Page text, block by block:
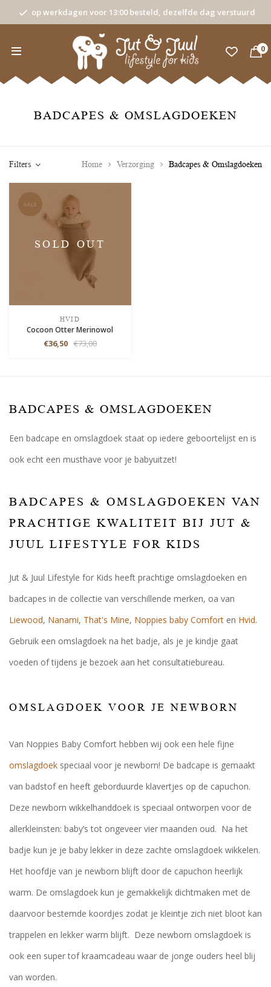
op werkdagen voor 13:00 besteld, dezelfde dag verstuurd
0
BADCAPES & OMSLAGDOEKEN
Filters Home Verzorging Badcapes & Omslagdoeken
SALE
SOLD OUT
HVID
Cocoon Otter Merinowol
€36,50 €73,00
BADCAPES & OMSLAGDOEKEN
Een badcape en omslagdoek staat op iedere geboortelijst en is
ook echt een musthave voor je babyuitzet!
BADCAPES & OMSLAGDOEKEN VAN
PRACHTIGE KWALITEIT BIJ JUT &
JUUL LIFESTYLE FOR KIDS
Jut & Juul Lifestyle for Kids heeft prachtige omslagdoeken en
badcapes in de collectie van verschillende merken, oa van
Liewood, Nanami, That's Mine, Noppies baby Comfort en Hvid.
Gebruik een omslagdoek na het badje, als je je kindje gaat
voeden of tijdens je bezoek aan het consultatiebureau.
OMSLAGDOEK VOOR JE NEWBORN
Van Noppies Baby Comfort hebben wij ook een hele fijne
omslagdoek speciaal voor je newborn! De badcape is gemaakt
van badstof en heeft geborduurde klavertjes op de capuchon.
Deze newborn wikkelhanddoek is speciaal ontworpen voor de
allerkleinsten: baby’s tot ongeveer vier maanden oud. Na het
badje kun je je baby lekker in deze zachte omslagdoek wikkelen.
Het hoofdje van je newborn blijft door de capuchon heerlijk
warm. De omslagdoek kun je gemakkelijk dichtmaken met de
daarvoor bestemde koordjes zodat je kleintje zich niet bloot kan
trappelen en lekker warm blijft. Deze newborn omslagdoek is
ook een super tof kraamcadeau waar de jonge ouders heel blij
van worden.